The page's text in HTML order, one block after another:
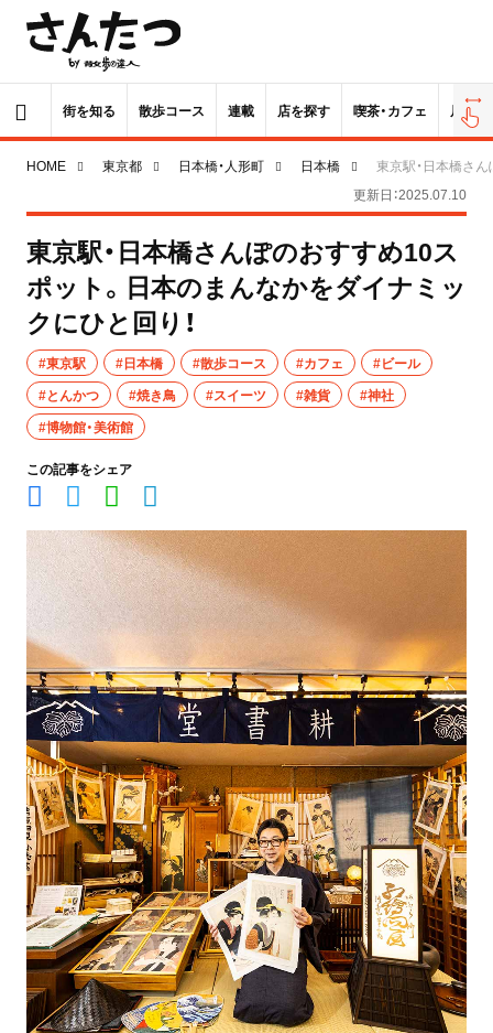
街を知る 散歩コース 連載 店を探す 喫茶・カフェ 居酒屋
HOME 東京都 日本橋・人形町 日本橋
東京駅・日本橋さ
更新日：2025.07.10
東京駅・日本橋さんぽのおすすめ10ス
ポット。日本のまんなかをダイナミッ
クにひと回り！
#東京駅 #日本橋 #散歩コース #カフェ
#ビール
#とんかつ
#焼き鳥 #スイーツ #雑貨
#神社
#博物館・美術館
この記事をシェア